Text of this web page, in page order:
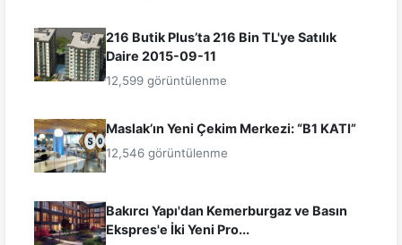
216 Butik Plus’ta 216 Bin TL'ye Satılık
Daire 2015-09-11
12,599 görüntülenme
Maslak’ın Yeni Çekim Merkezi: “B1 KATI”
12,546 görüntülenme
Bakırcı Yapı'dan Kemerburgaz ve Basın
Ekspres'e İki Yeni Pro...